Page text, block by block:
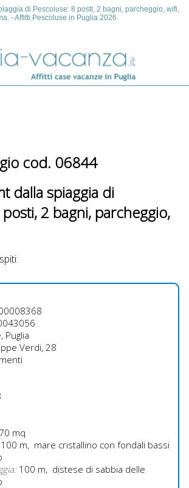
di Pescoluse: 8 posti, 2 bagni, parcheggio, wifi,
- Affitti Pescoluse in Puglia 2026
cod. 06844
dalla spiaggia di
2 bagni, parcheggio,
Puglia
Verdi, 28
mq
m, mare cristallino con fondali bassi
100 m, distese di sabbia delle